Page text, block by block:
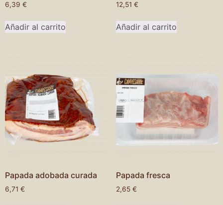
6,39 €
Añadir al carrito
12,51 €
Añadir al carrito
Papada adobada curada
6,71 €
Papada fresca
2,65 €